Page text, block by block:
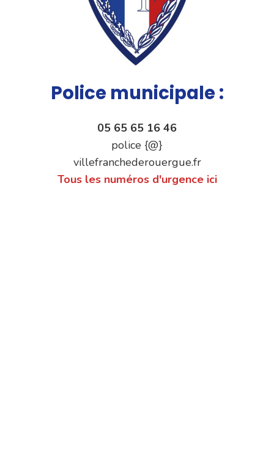
Police municipale :
05 65 65 16 46
police {@}
villefranchederouergue.fr
Tous les numéros d'urgence ici